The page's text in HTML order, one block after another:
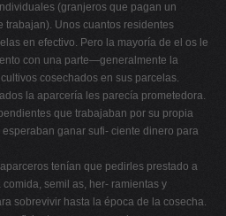
(granjeros que pagan un
trabajan). Unos cuantos residentes
en efectivo. Pero la mayoría de el os le
con una parte—generalmente la
cosechados en sus parcelas.
la aparcería les parecía prometedora.
que trabajaban por su propia
ganar sufi- ciente dinero para
tenían que pedirles prestado a
semil as, her- ramientas y
sobrevivir hasta la época de la cosecha.